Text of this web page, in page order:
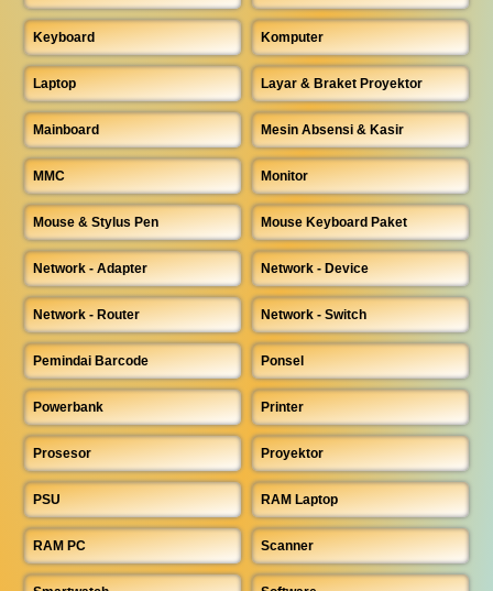
Keyboard Komputer
Laptop Layar & Braket Proyektor
Mainboard Mesin Absensi & Kasir
MMC Monitor
Mouse & Stylus Pen Mouse Keyboard Paket
Network - Adapter Network - Device
Network - Router Network - Switch
Pemindai Barcode Ponsel
Powerbank Printer
Prosesor Proyektor
PSU RAM Laptop
RAM PC Scanner